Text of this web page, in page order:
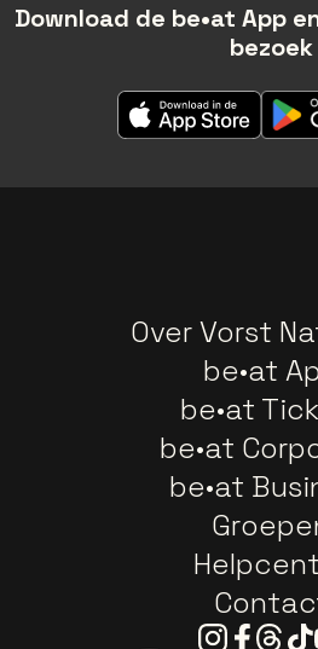
Download de be•at App
bezoek
Over Vorst
be•at
be•at
be•at
be•at
Instagram
Facebook